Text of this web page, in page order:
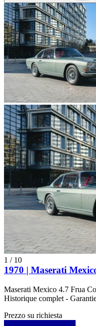
1 / 10
1970 | Maserati
Maserati Mexico 4.7 Frua
Historique complet -
Prezzo su richiesta